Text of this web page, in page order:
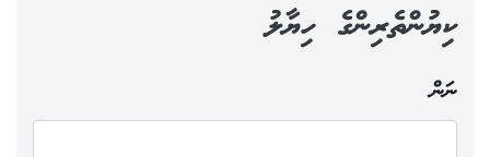
ކިޔުންތެރިންގެ ހިޔާލު
ނަން